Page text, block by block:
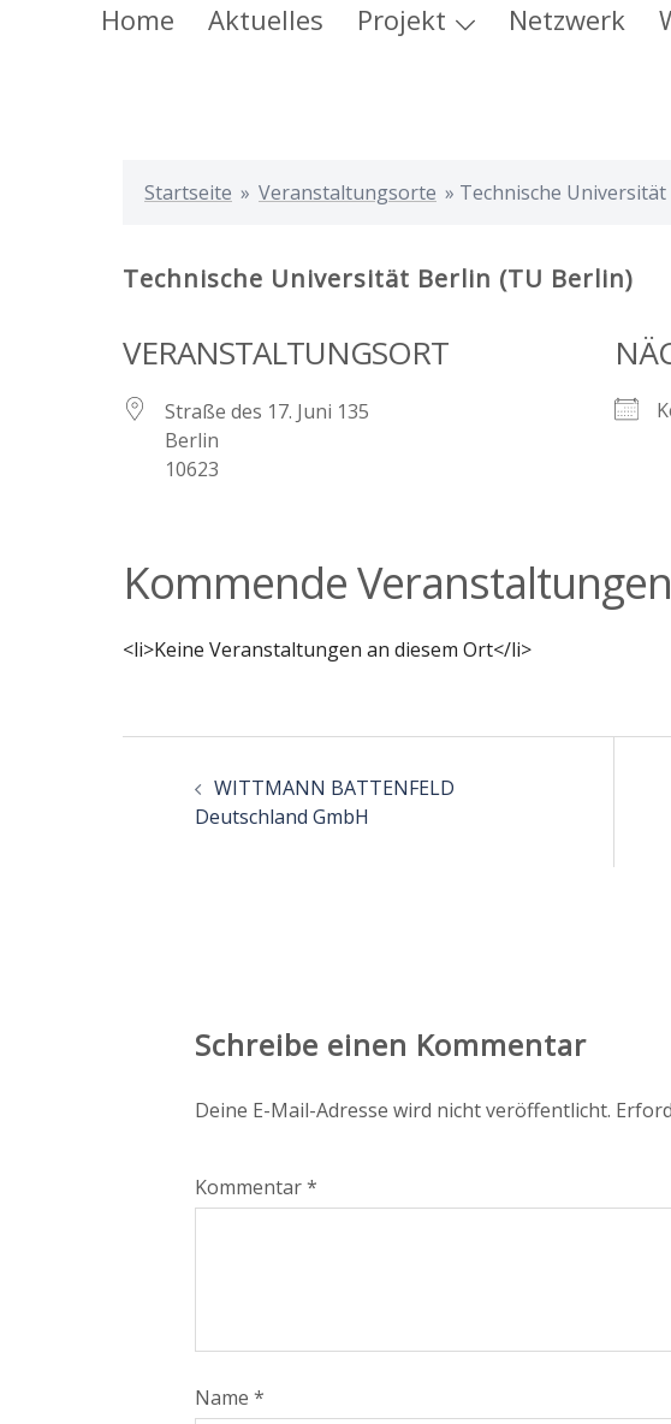
Home Aktuelles Projekt Netzwerk
Startseite » Veranstaltungsorte » Technische
Technische Universität Berlin (TU Berlin)
VERANSTALTUNGSORT
Straße des 17. Juni 135
Berlin
10623
Kommende Veranstaltungen
<li>Keine Veranstaltungen an diesem Ort</li>
WITTMANN BATTENFELD
Deutschland GmbH
Schreibe einen Kommentar
Deine E-Mail-Adresse wird nicht veröffentlicht.
Kommentar*
Name *